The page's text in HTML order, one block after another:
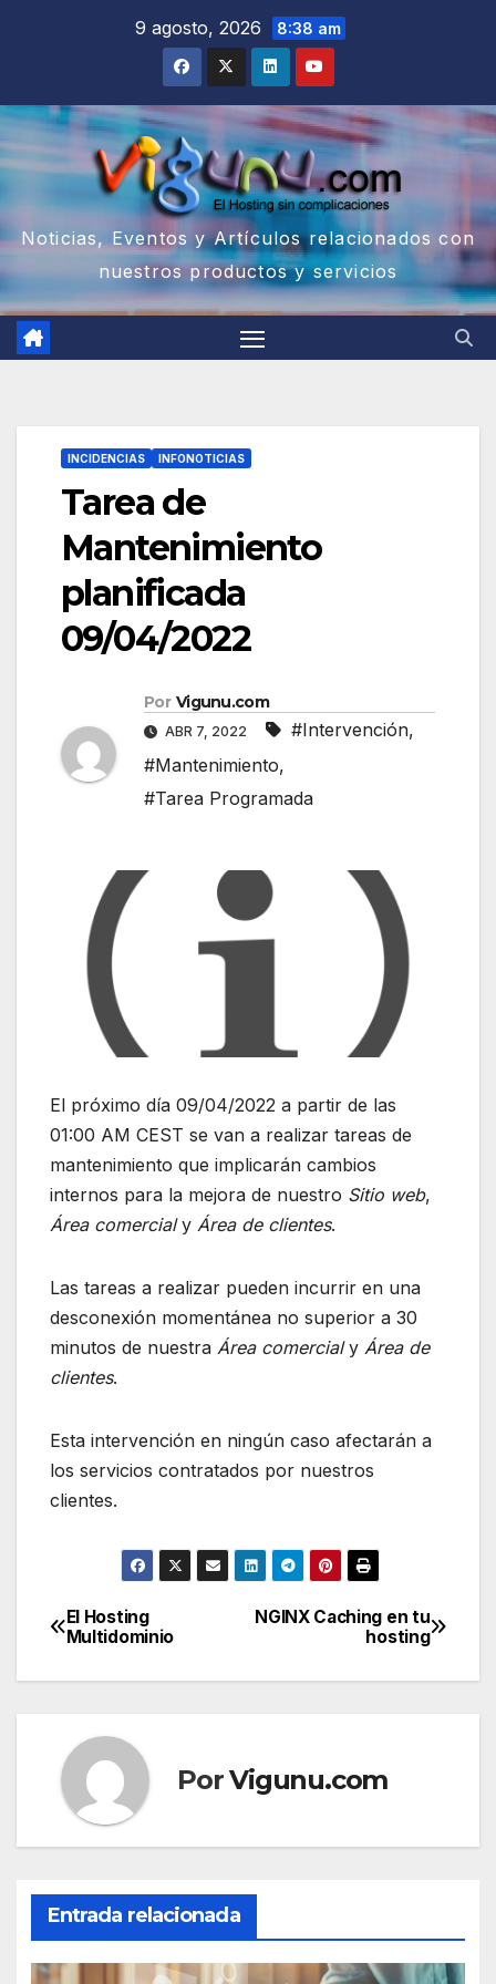
9 agosto, 2026 8:38 am
Noticias, Eventos y Artículos relacionados con
nuestros productos y servicios
INCIDENCIAS INFONOTICIAS
Tarea de
Mantenimiento
planificada
09/04/2022
Por Vigunu.com
ABR 7, 2022 #Intervención,
#Mantenimiento,
#Tarea Programada
El próximo día 09/04/2022 a partir de las
01:00 AM CEST se van a realizar tareas de
mantenimiento que implicarán cambios
internos para la mejora de nuestro Sitio web,
Área comercialy Área de clientes.
Las tareas a realizar pueden incurrir en una
desconexión momentánea no superior a 30
minutos de nuestra Área comercialy Área de
clientes.
Esta intervención en ningún caso afectarán a
los servicios contratados por nuestros
clientes.
Navegación
de
NGINX Caching en tu
hosting
El Hosting
Multidominio
PorVigunu.com
Entrada relacionada